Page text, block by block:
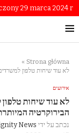
29 marca 2024 r.
Strona główna
»
לא עוד שיחות טלפון
אירועים
לא עוד שיחות
הבירוקרטיה
נכתב על ידי News